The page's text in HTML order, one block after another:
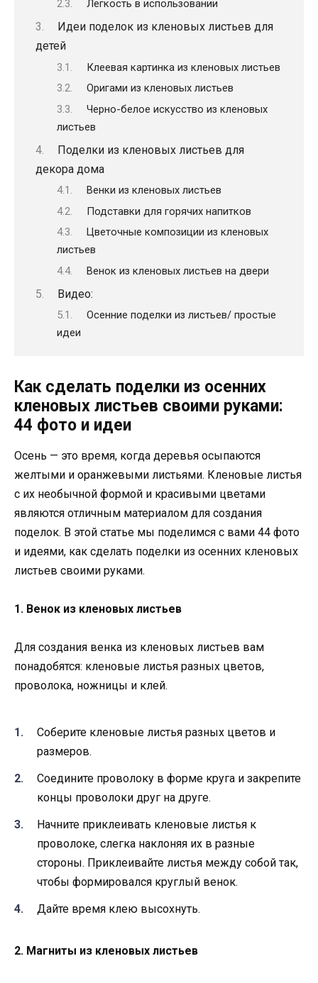
Легкость в использовании
Идеи поделок из кленовых листьев для
детей
Клеевая картинка из кленовых листьев
Оригами из кленовых листьев
Черно-белое искусство из кленовых
листьев
Поделки из кленовых листьев для
декора дома
Венки из кленовых листьев
Подставки для горячих напитков
Цветочные композиции из кленовых
листьев
Венок из кленовых листьев на двери
Видео:
Осенние поделки из листьев/ простые
идеи
Как сделать поделки из осенних
кленовых листьев своими руками:
44 фото и идеи
Осень — это время, когда деревья осыпаются
желтыми и оранжевыми листьями. Кленовые листья
с их необычной формой и красивыми цветами
являются отличным материалом для создания
поделок. В этой статье мы поделимся с вами 44 фото
и идеями, как сделать поделки из осенних кленовых
листьев своими руками.
1. Венок из кленовых листьев
Для создания венка из кленовых листьев вам
понадобятся: кленовые листья разных цветов,
проволока, ножницы и клей.
Соберите кленовые листья разных цветов и
размеров.
Соедините проволоку в форме круга и закрепите
концы проволоки друг на друге.
Начните приклеивать кленовые листья к
проволоке, слегка наклоняя их в разные
стороны. Приклеивайте листья между собой так,
чтобы формировался круглый венок.
Дайте время клею высохнуть.
2. Магниты из кленовых листьев